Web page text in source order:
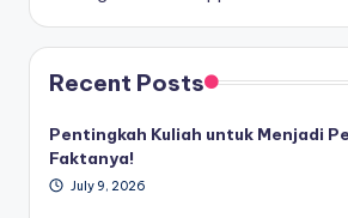
Recent Posts
Pentingkah Kuliah untuk Menjadi
Faktanya!
July 9, 2026